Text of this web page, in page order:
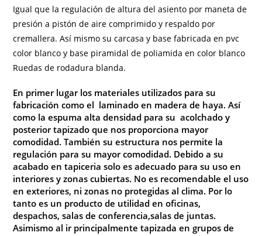
Igual que la regulación de altura del asiento por maneta de
presión a pistón de aire comprimido y respaldo por
cremallera. Así mismo su carcasa y base fabricada en pvc
color blanco y base piramidal de poliamida en color blanco
Ruedas de rodadura blanda.
En primer lugar los materiales utilizados para su
fabricación comoel laminado en madera de haya. Así
como la espuma alta densidad para su acolchado y
posterior tapizado que nos proporciona mayor
comodidad. También su estructura nos permite la
regulación para su mayor comodidad. Debido a su
acabado en tapiceria solo es adecuado para su uso en
interiores y zonas cubiertas. No es recomendable el uso
en exteriores, ni zonas no protegidas al clima. Por lo
tanto es un producto de utilidad en oficinas,
despachos, salas de conferencia,salas de juntas.
Asimismo al ir principalmente tapizada en grupos de